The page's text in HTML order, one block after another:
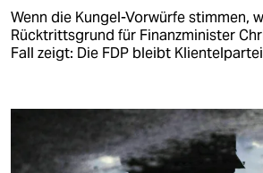
Wenn die Kungel-Vorwürfe stimmen,
Rücktrittsgrund für Finanzminister
Fall zeigt: Die FDP bleibt